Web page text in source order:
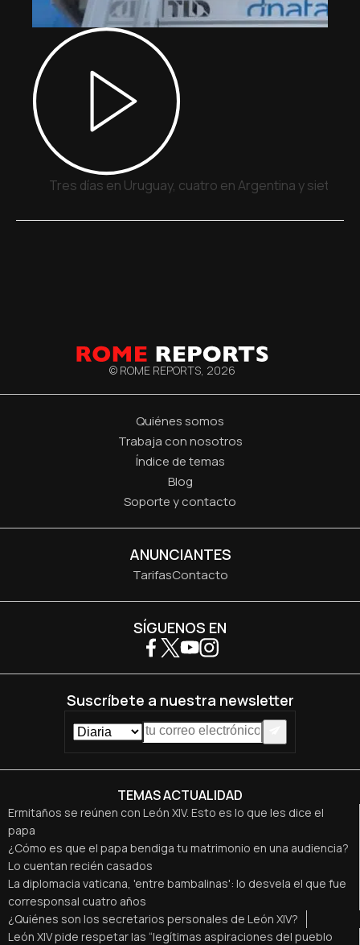
Tres días en Uruguay, cuatro en Argentina y siete
© ROME REPORTS, 2026
Quiénes somos
Trabaja con nosotros
Índice de temas
Blog
Soporte y contacto
ANUNCIANTES
TarifasContacto
TEMAS ACTUALIDAD
Ermitaños se reúnen con León XIV. Esto es lo que les dice el
papa
¿Cómo es que el papa bendiga tu matrimonio en una audiencia?
Lo cuentan recién casados
La diplomacia vaticana, 'entre bambalinas': lo desvela el que fue
corresponsal cuatro años
¿Quiénes son los secretarios personales de León XIV?
León XIV pide respetar las “legítimas aspiraciones del pueblo
SÍGUENOS EN
Suscríbete a nuestra newsletter